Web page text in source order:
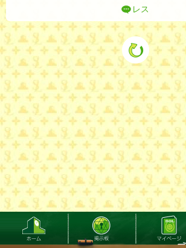
レス